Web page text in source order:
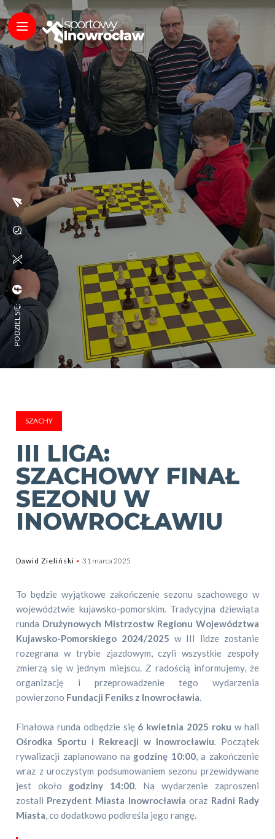
PODZIEL SIĘ:
SZACHY
III LIGA:
SZACHOWY FINAŁ
SEZONU W
INOWROCŁAWIU
Dawid Zieliński 31 marca 2025
To będzie wyjątkowe zakończenie sezonu szachowego w
województwie kujawsko-pomorskim. Tradycyjna dziewiąta
runda Drużynowych Mistrzostw Regionu Województwa
Kujawsko-Pomorskiego 2024/2025 w III lidze zostanie
rozegrana w trybie zjazdowym, czyli wszystkie zespoły
zmierzą się w jednym miejscu. Z radością informujemy, że
organizację i przeprowadzenie tego wydarzenia
powierzono Fundacji Feniks z Inowrocławia.
Finałowa runda odbędzie się 6 kwietnia 2025 roku w hali
Ośrodka Sportu i Rekreacji w Inowrocławiu. Początek
rywalizacji zaplanowano na godzinę 10:00, a zakończenie
wraz z uroczystym podsumowaniem sezonu przewidywane
jest około godziny 14:00. Na wydarzenie zaproszeni
zostali Prezydent Miasta Inowrocławia oraz Radni Rady
Miasta, co dodatkowo podkreśla jego rangę.